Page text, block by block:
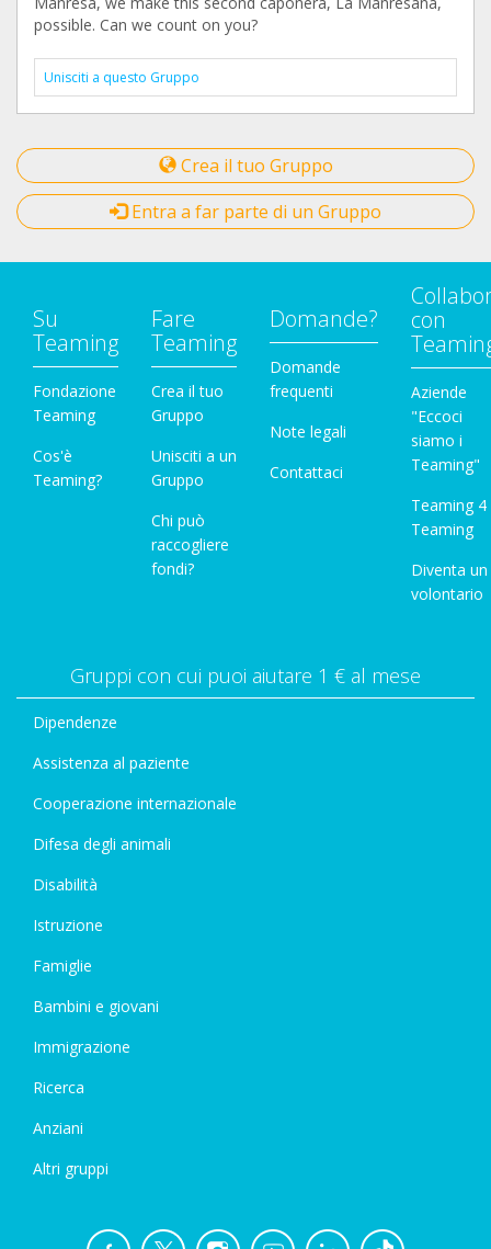
possible. Can we count on you?
Unisciti a questo Gruppo
Crea il tuo Gruppo
Entra a far parte di un Gruppo
Su
Teaming
Fondazione
Teaming
Cos'è
Teaming?
Fare
Teaming
Crea il tuo
Gruppo
Unisciti a un
Gruppo
Chi può
raccogliere
fondi?
Domande?
Domande
frequenti
Note legali
Contattaci
con
Aziende
"Eccoci
siamo i
Teaming"
Teaming 4
Teaming
Diventa un
volontario
Gruppi con cui puoi aiutare 1 € al mese
Dipendenze
Assistenza al paziente
Cooperazione internazionale
Difesa degli animali
Disabilità
Istruzione
Famiglie
Bambini e giovani
Immigrazione
Ricerca
Anziani
Altri gruppi